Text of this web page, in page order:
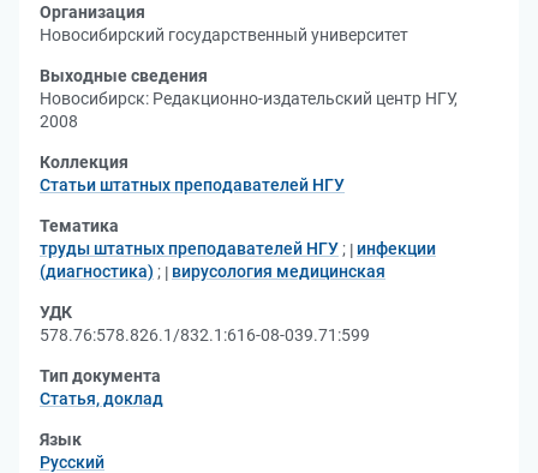
Организация
Новосибирский государственный университет
Выходные сведения
Новосибирск: Редакционно-издательский центр НГУ,
2008
Коллекция
Статьи штатных преподавателей НГУ
Тематика
труды штатных преподавателей НГУ ;
инфекции
(диагностика) ; вирусология медицинская
УДК
578.76:578.826.1/832.1:616-08-039.71:599
Тип документа
Статья, доклад
Язык
Русский